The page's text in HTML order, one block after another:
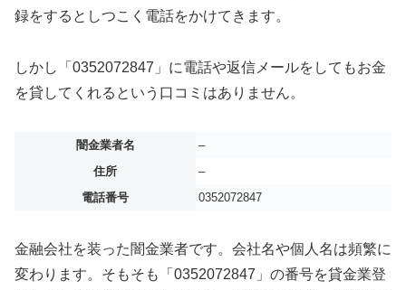
録をするとしつこく電話をかけてきます。
しかし「0352072847」に電話や返信メールをしてもお金
を貸してくれるという口コミはありません。
闇金業者名
–
住所
–
電話番号
0352072847
金融会社を装った闇金業者です。会社名や個人名は頻繁に
変わります。そもそも「0352072847」の番号を貸金業登